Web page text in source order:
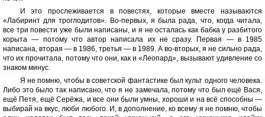
И это прослеживается в повестях, которые вместе называются
«Лабиринт для троглодитов». Во-первых, я была рада, что, когда читала,
все три повести уже были написаны, и я не осталась как бабка у разбитого
корыта — потому что автор написала их не сразу. Первая — в 1985
написана, вторая — в 1986, третья — в 1989. А во-вторых, я не сильно рада,
что их прочитала, потому что они, как и «Леопард», вызывают удивление со
знаком минус.
Я не помню, чтобы в советской фантастике был культ одного человека.
Либо это было так написано, что я не замечала, потому что был ещё Вася,
ещё Петя, ещё Серёжа, и все они были умны, хороши и на всё способны —
выбирай на вкус, люби любого. И, в дополнение, ко всему я не помню, чтобы